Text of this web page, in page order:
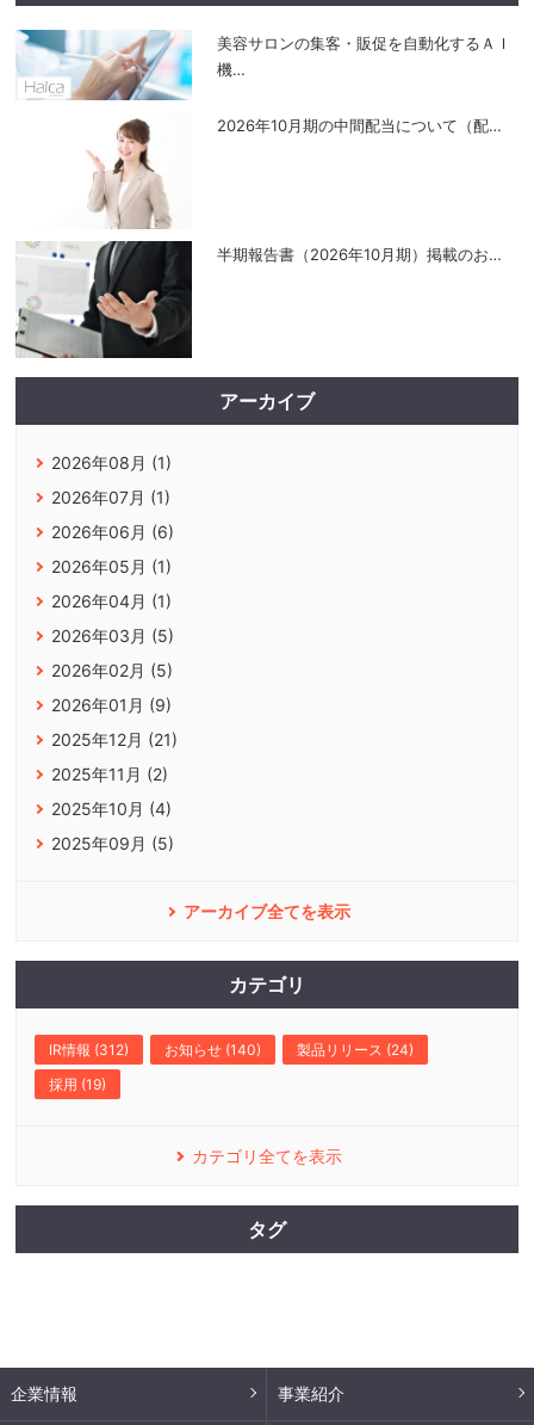
美容サロンの集客・販促を自動化するＡＩ
機…
2026年10月期の中間配当について（配…
半期報告書（2026年10月期）掲載のお…
アーカイブ
2026年08月 (1)
2026年07月 (1)
2026年06月 (6)
2026年05月 (1)
2026年04月 (1)
2026年03月 (5)
2026年02月 (5)
2026年01月 (9)
2025年12月 (21)
2025年11月 (2)
2025年10月 (4)
2025年09月 (5)
アーカイブ全てを表示
カテゴリ
IR情報 (312) お知らせ (140)
製品リリース (24)
採用 (19)
カテゴリ全てを表示
タグ
企業情報 事業紹介